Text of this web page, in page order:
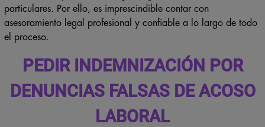
particulares. Por ello, es imprescindible contar con
asesoramiento legal profesional y confiable a lo largo de todo
el proceso.
PEDIR INDEMNIZACIÓN POR
DENUNCIAS FALSAS DE ACOSO
LABORAL